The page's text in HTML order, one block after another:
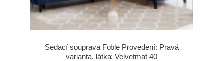
Sedací souprava Foble Provedení: Pravá
varianta, látka: Velvetmat 40